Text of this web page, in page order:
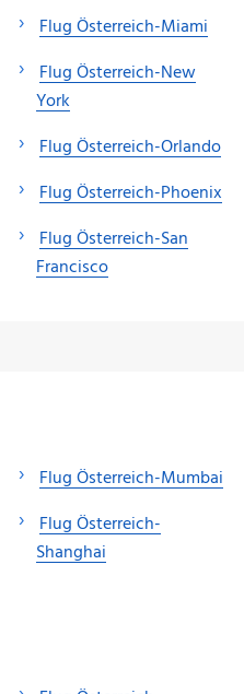
Flug Österreich-Miami
Flug Österreich-New
York
Flug Österreich-Orlando
Flug Österreich-Phoenix
Flug Österreich-San
Francisco
Flug Österreich-Mumbai
Flug Österreich-
Shanghai